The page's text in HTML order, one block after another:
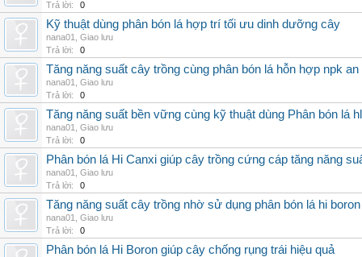
Trả lời:
0
Kỹ thuật dùng phân bón lá hợp trí tối ưu dinh dưỡng cây
nana01
Giao lưu
Trả lời:
0
Tăng năng suất cây trồng cùng phân bón lá hỗn hợp npk an
nana01
Giao lưu
Trả lời:
0
Tăng năng suất bền vững cùng kỹ thuật dùng Phân bón lá
nana01
Giao lưu
Trả lời:
0
Phân bón lá Hi Canxi giúp cây trồng cứng cáp tăng năng
nana01
Giao lưu
Trả lời:
0
Tăng năng suất cây trồng nhờ sử dụng phân bón lá hi
nana01
Giao lưu
Trả lời:
0
Phân bón lá Hi Boron giúp cây chống rụng trái hiệu quả